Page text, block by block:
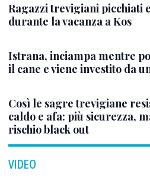
Ragazzi trevigiani picchiati
durante la vacanza a Kos
Istrana, inciampa mentre
il cane e viene investito da
Così le sagre trevigiane
caldo e afa: più sicurezza,
rischio black out
VIDEO